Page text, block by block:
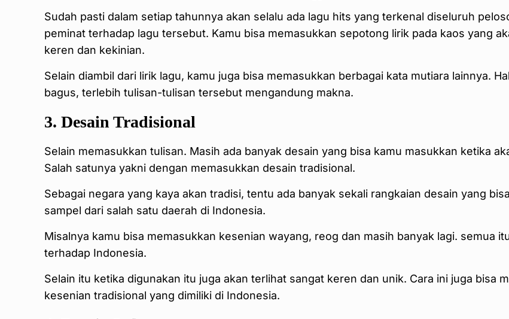
Sudah pasti dalam setiap tahunnya akan selalu ada lagu hits yang terkenal diseluruh
peminat terhadap lagu tersebut. Kamu bisa memasukkan sepotong lirik pada kaos yang
keren dan kekinian.
Selain diambil dari lirik lagu, kamu juga bisa memasukkan berbagai kata mutiara lainnya.
bagus, terlebih tulisan-tulisan tersebut mengandung makna.
3. Desain Tradisional
Selain memasukkan tulisan. Masih ada banyak desain yang bisa kamu masukkan ketika
Salah satunya yakni dengan memasukkan desain tradisional.
Sebagai negara yang kaya akan tradisi, tentu ada banyak sekali rangkaian desain yang
sampel dari salah satu daerah di Indonesia.
Misalnya kamu bisa memasukkan kesenian wayang, reog dan masih banyak lagi. semua
terhadap Indonesia.
Selain itu ketika digunakan itu juga akan terlihat sangat keren dan unik. Cara ini juga bisa
kesenian tradisional yang dimiliki di Indonesia.